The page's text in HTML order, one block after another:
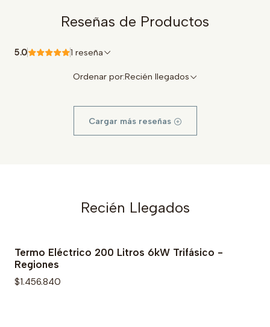
Reseñas de Productos
5.0 1 reseña
Ordenar por:Recién llegados
Cargar más reseñas
Recién Llegados
Termo Eléctrico 200 Litros 6kW Trifásico -
Regiones
$1.456.840